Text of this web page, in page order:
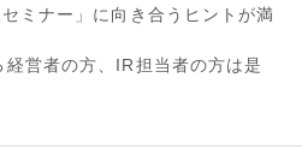
ミナー」に向き合うヒントが満
営者の方、IR担当者の方は是